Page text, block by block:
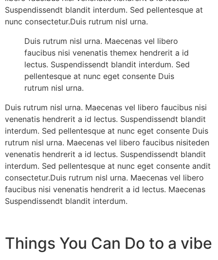
Suspendissendt blandit interdum. Sed pellentesque at
nunc consectetur.Duis rutrum nisl urna.
Duis rutrum nisl urna. Maecenas vel libero
faucibus nisi venenatis themex hendrerit a id
lectus. Suspendissendt blandit interdum. Sed
pellentesque at nunc eget consente Duis
rutrum nisl urna.
Duis rutrum nisl urna. Maecenas vel libero faucibus nisi
venenatis hendrerit a id lectus. Suspendissendt blandit
interdum. Sed pellentesque at nunc eget consente Duis
rutrum nisl urna. Maecenas vel libero faucibus nisiteden
venenatis hendrerit a id lectus. Suspendissendt blandit
interdum. Sed pellentesque at nunc eget consente andit
consectetur.Duis rutrum nisl urna. Maecenas vel libero
faucibus nisi venenatis hendrerit a id lectus. Maecenas
Suspendissendt blandit interdum.
Things You Can Do to a vibe